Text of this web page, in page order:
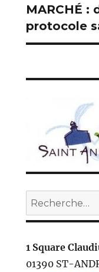
Publication
suivante :
MARCHÉ :
protocole
Recherche
pour :
1 Square
01390 ST-